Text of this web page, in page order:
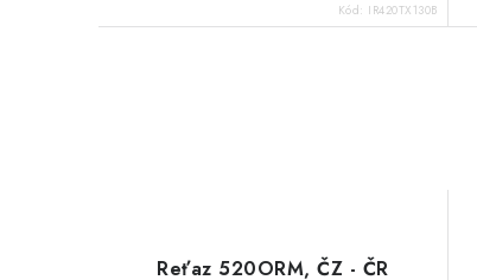
Kód: IR420TX130B
Reťaz 520ORM, ČZ - ČR